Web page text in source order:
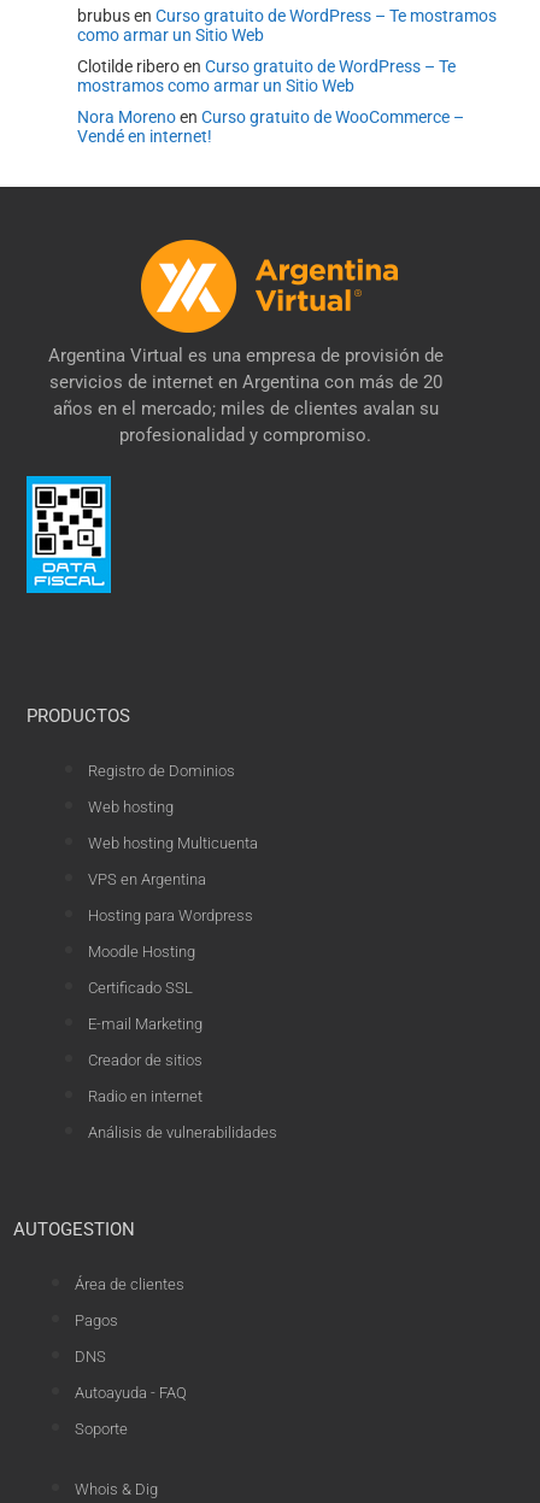
brubusenCurso gratuito de WordPress – Te mostramos
como armar un Sitio Web
Clotilde riberoenCurso gratuito de WordPress – Te
mostramos como armar un Sitio Web
Nora MorenoenCurso gratuito de WooCommerce –
Vendé en internet!
Argentina Virtual es una empresa de provisión de
servicios de internet en Argentina con más de 20
años en el mercado; miles de clientes avalan su
profesionalidad y compromiso.
PRODUCTOS
Registro de Dominios
Web hosting
Web hosting Multicuenta
VPS en Argentina
Hosting para Wordpress
Moodle Hosting
Certificado SSL
E-mail Marketing
Creador de sitios
Radio en internet
Análisis de vulnerabilidades
AUTOGESTION
Área de clientes
Pagos
DNS
Autoayuda - FAQ
Soporte
Whois & Dig